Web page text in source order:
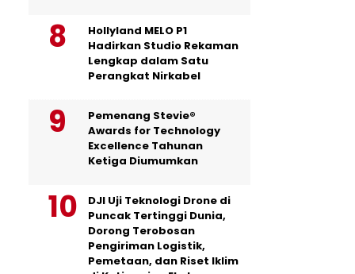
Hollyland MELO P1
Hadirkan Studio Rekaman
Lengkap dalam Satu
Perangkat Nirkabel
Pemenang Stevie®
Awards for Technology
Excellence Tahunan
Ketiga Diumumkan
DJI Uji Teknologi Drone di
Puncak Tertinggi Dunia,
Dorong Terobosan
Pengiriman Logistik,
Pemetaan, dan Riset Iklim